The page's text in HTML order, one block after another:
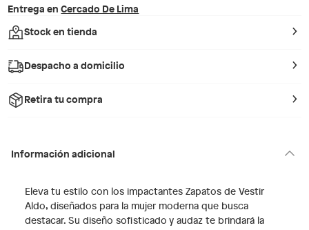
Entrega en Cercado De Lima
Stock en tienda
Despacho a domicilio
Retira tu compra
Información adicional
Eleva tu estilo con los impactantes Zapatos de Vestir
Aldo, diseñados para la mujer moderna que busca
destacar. Su diseño sofisticado y audaz te brindará la